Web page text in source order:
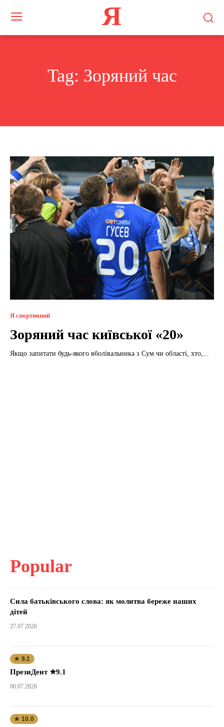
Я
Tag: Зоряний час
Я спортивний
Зоряний час київської «20»
Якщо запитати будь-якого вболівальника з Сум чи області, хто,...
Popular
Сила батьківського слова: як молитва береже наших
дітей
27.07.2026
★ 9.1
ПрезиДент ★9.1
06.07.2026
★ 10.0